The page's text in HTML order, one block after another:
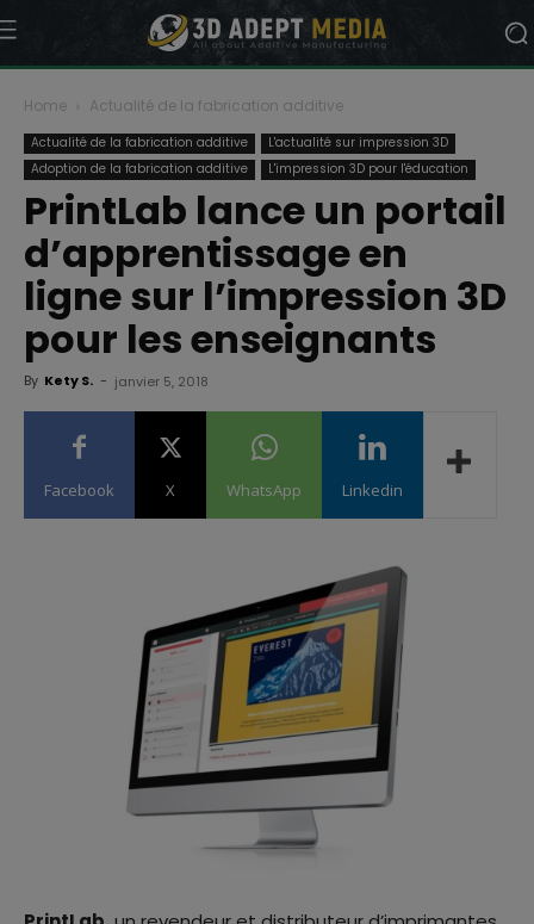
Home Actualité de la fabrication additive
Actualité de la fabrication additive
L'actualité sur impression 3D
Adoption de la fabrication additive
L'impression 3D pour l'éducation
PrintLab lance un portail
d’apprentissage en
ligne sur l’impression 3D
pour les enseignants
By Kety S. - janvier 5, 2018
Facebook X WhatsApp Linkedin